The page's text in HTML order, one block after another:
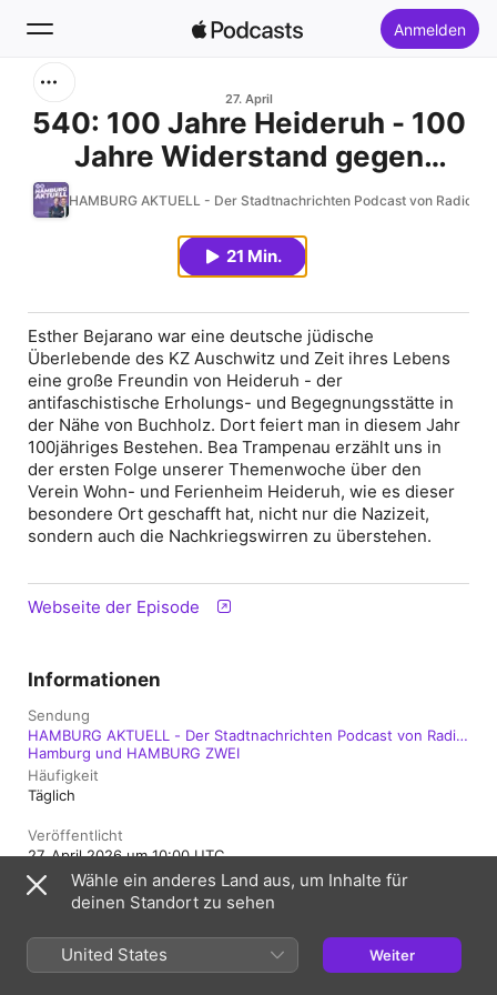
Anmelden
Startseite
Neu
27. April
540: 100 Jahre Heideruh - 100
Jahre Widerstand gegen
Nationalsozialisten. Teil 1
HAMBURG AKTUELL - Der Stadtnachrichten Podcast von Radio
21 Min.
Esther Bejarano war eine deutsche jüdische
Überlebende des KZ Auschwitz und Zeit ihres Lebens
eine große Freundin von Heideruh - der
antifaschistische Erholungs- und Begegnungsstätte in
der Nähe von Buchholz. Dort feiert man in diesem Jahr
100jähriges Bestehen. Bea Trampenau erzählt uns in
der ersten Folge unserer Themenwoche über den
Verein Wohn- und Ferienheim Heideruh, wie es dieser
besondere Ort geschafft hat, nicht nur die Nazizeit,
sondern auch die Nachkriegswirren zu überstehen.
Webseite der Episode
Informationen
Sendung
HAMBURG AKTUELL - Der Stadtnachrichten Podcast von Radio
Hamburg und HAMBURG ZWEI
Häufigkeit
Täglich
Veröffentlicht
27. April 2026 um 10:00 UTC
Länge
Folge
540
Wähle ein anderes Land aus, um Inhalte für
deinen Standort zu sehen
United States Weiter